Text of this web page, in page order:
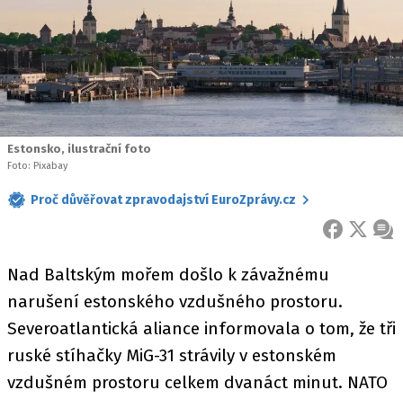
Estonsko, ilustrační foto
Foto: Pixabay
Proč důvěřovat zpravodajství EuroZprávy.cz
FACEBOOK
X
Nad Baltským mořem došlo k závažnému
narušení estonského vzdušného prostoru.
Severoatlantická aliance informovala o tom, že tři
ruské stíhačky MiG-31 strávily v estonském
vzdušném prostoru celkem dvanáct minut. NATO